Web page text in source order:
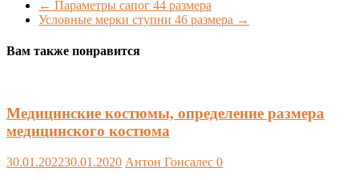
← Параметры сапог 44 размера
Условные мерки ступни 46 размера →
Вам также понравится
Медицинские костюмы, определение размера
медицинского костюма
30.01.202230.01.2020 Антон Гонсалес 0